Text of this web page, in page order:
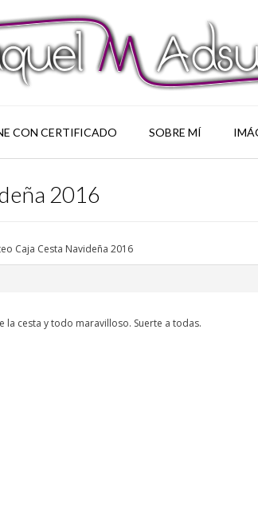
CON CERTIFICADO SOBRE MÍ
2016
Caja Cesta Navideña 2016
la cesta y todo maravilloso. Suerte a todas.